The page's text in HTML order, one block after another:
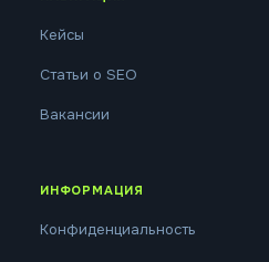
Кейсы
Статьи о SEO
Вакансии
ИНФОРМАЦИЯ
Конфиденциальность